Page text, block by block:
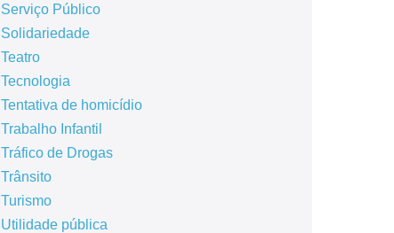
Serviço Público
Solidariedade
Teatro
Tecnologia
Tentativa de homicídio
Trabalho Infantil
Tráfico de Drogas
Trânsito
Turismo
Utilidade pública